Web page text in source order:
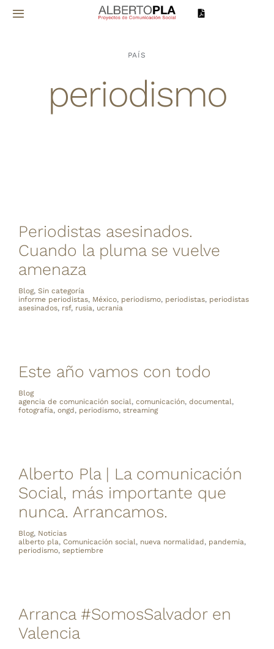
Saltar
Toggle
Inicio
Sobre mí
Contacto
PAÍS
periodismo
Periodistas asesinados.
Cuando la pluma se vuelve
amenaza
Blog, Sin categoría
informe periodistas, México, periodismo, periodistas, periodistas
asesinados, rsf, rusia, ucrania
Este año vamos con todo
Blog
agencia de comunicación social, comunicación, documental,
fotografía, ongd , periodismo, streaming
Alberto Pla | La comunicación
Social, más importante que
nunca. Arrancamos.
Blog, Noticias
alberto pla, Comunicación social, nueva normalidad , pandemia,
periodismo, septiembre
Arranca #SomosSalvador en
Valencia